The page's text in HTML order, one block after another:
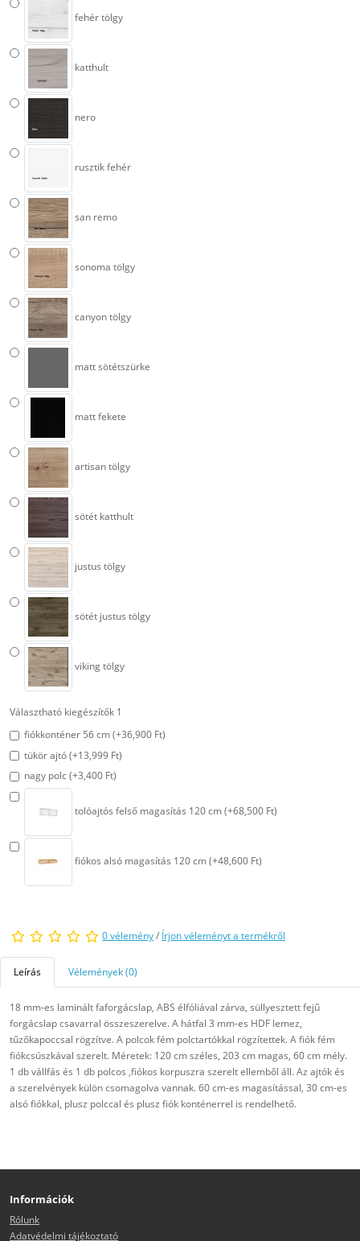
fehér tölgy
katthult
nero
rusztik fehér
san remo
sonoma tölgy
canyon tölgy
matt sötétszürke
matt fekete
artisan tölgy
sötét katthult
justus tölgy
sötét justus tölgy
viking tölgy
Választható kiegészítők 1
fiókkonténer 56 cm (+36,900 Ft)
tükör ajtó (+13,999 Ft)
nagy polc (+3,400 Ft)
tolóajtós felső magasítás 120 cm (+68,500 Ft)
fiókos alsó magasítás 120 cm (+48,600 Ft)
0 vélemény/ Írjon véleményt a termékről
Leírás Vélemények (0)
18 mm-es laminált faforgácslap, ABS élfóliával zárva, süllyesztett fejű
forgácslap csavarral összeszerelve. A hátfal 3 mm-es HDF lemez,
tűzőkapoccsal rögzítve. A polcok fém polctartókkal rögzítettek. A fiók fém
fiókcsúszkával szerelt. Méretek: 120 cm széles, 203 cm magas, 60 cm mély.
1 db vállfás és 1 db polcos ,fiókos korpuszra szerelt ellemből áll. Az ajtók és
a szerelvények külön csomagolva vannak. 60 cm-es magasítással, 30 cm-es
alsó fiókkal, plusz polccal és plusz fiók konténerrel is rendelhető.
Információk
Rólunk
Adatvédelmi tájékoztató